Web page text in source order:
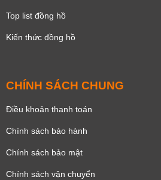
Top list đồng hồ
Kiến thức đồng hồ
CHÍNH SÁCH CHUNG
Điều khoản thanh toán
Chính sách bảo hành
Chính sách bảo mật
Chính sách vận chuyển